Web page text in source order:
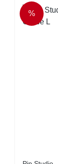
RABATT
%